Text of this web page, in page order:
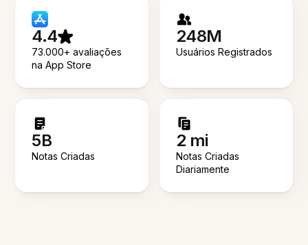
4.4
73.000+ avaliações
na App Store
248M
Usuários Registrados
5B
Notas Criadas
2 mi
Notas Criadas
Diariamente